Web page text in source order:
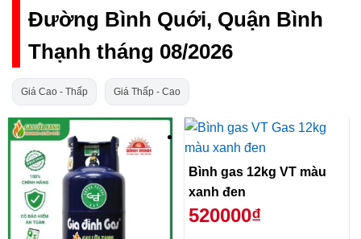
Đường Bình Quới, Quận Bình
Thạnh tháng 08/2026
Giá Cao - Thấp Giá Thấp - Cao
Bình gas 12kg VT màu
xanh đen
520000₫